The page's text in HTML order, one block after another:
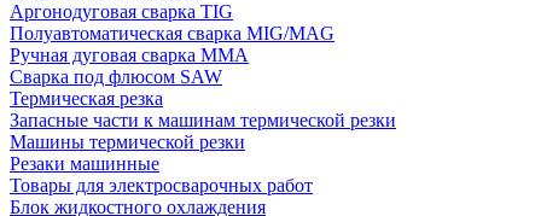
Аргонодуговая сварка TIG
Полуавтоматическая сварка MIG/MAG
Ручная дуговая сварка MMA
Сварка под флюсом SAW
Термическая резка
Запасные части к машинам термической резки
Машины термической резки
Резаки машинные
Товары для электросварочных работ
Блок жидкостного охлаждения